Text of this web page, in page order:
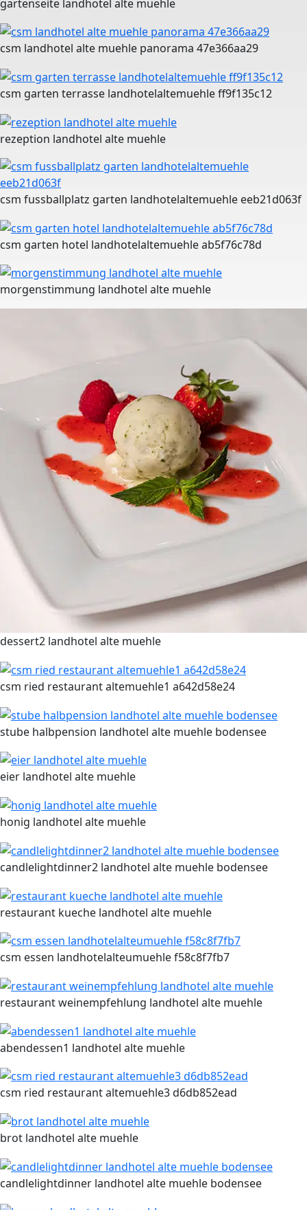
gartenseite landhotel alte muehle
csm landhotel alte muehle panorama 47e366aa29
csm garten terrasse landhotelaltemuehle ff9f135c12
rezeption landhotel alte muehle
csm fussballplatz garten landhotelaltemuehle eeb21d063f
csm garten hotel landhotelaltemuehle ab5f76c78d
morgenstimmung landhotel alte muehle
dessert2 landhotel alte muehle
csm ried restaurant altemuehle1 a642d58e24
stube halbpension landhotel alte muehle bodensee
eier landhotel alte muehle
honig landhotel alte muehle
candlelightdinner2 landhotel alte muehle bodensee
restaurant kueche landhotel alte muehle
csm essen landhotelalteumuehle f58c8f7fb7
restaurant weinempfehlung landhotel alte muehle
abendessen1 landhotel alte muehle
csm ried restaurant altemuehle3 d6db852ead
brot landhotel alte muehle
candlelightdinner landhotel alte muehle bodensee